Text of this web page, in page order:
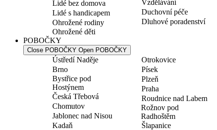
Lidé bez domova
Lidé s handicapem
Ohrožené rodiny
Ohrožené děti
Vzdělávání
Duchovní péče
Dluhové poradenství
POBOČKY
Close POBOČKY Open POBOČKY
Ústředí Naděje
Brno
Bystřice pod
Hostýnem
Česká Třebová
Chomutov
Jablonec nad Nisou
Kadaň
Otrokovice
Písek
Plzeň
Praha
Roudnice nad Labem
Rožnov pod
Radhoštěm
Šlapanice